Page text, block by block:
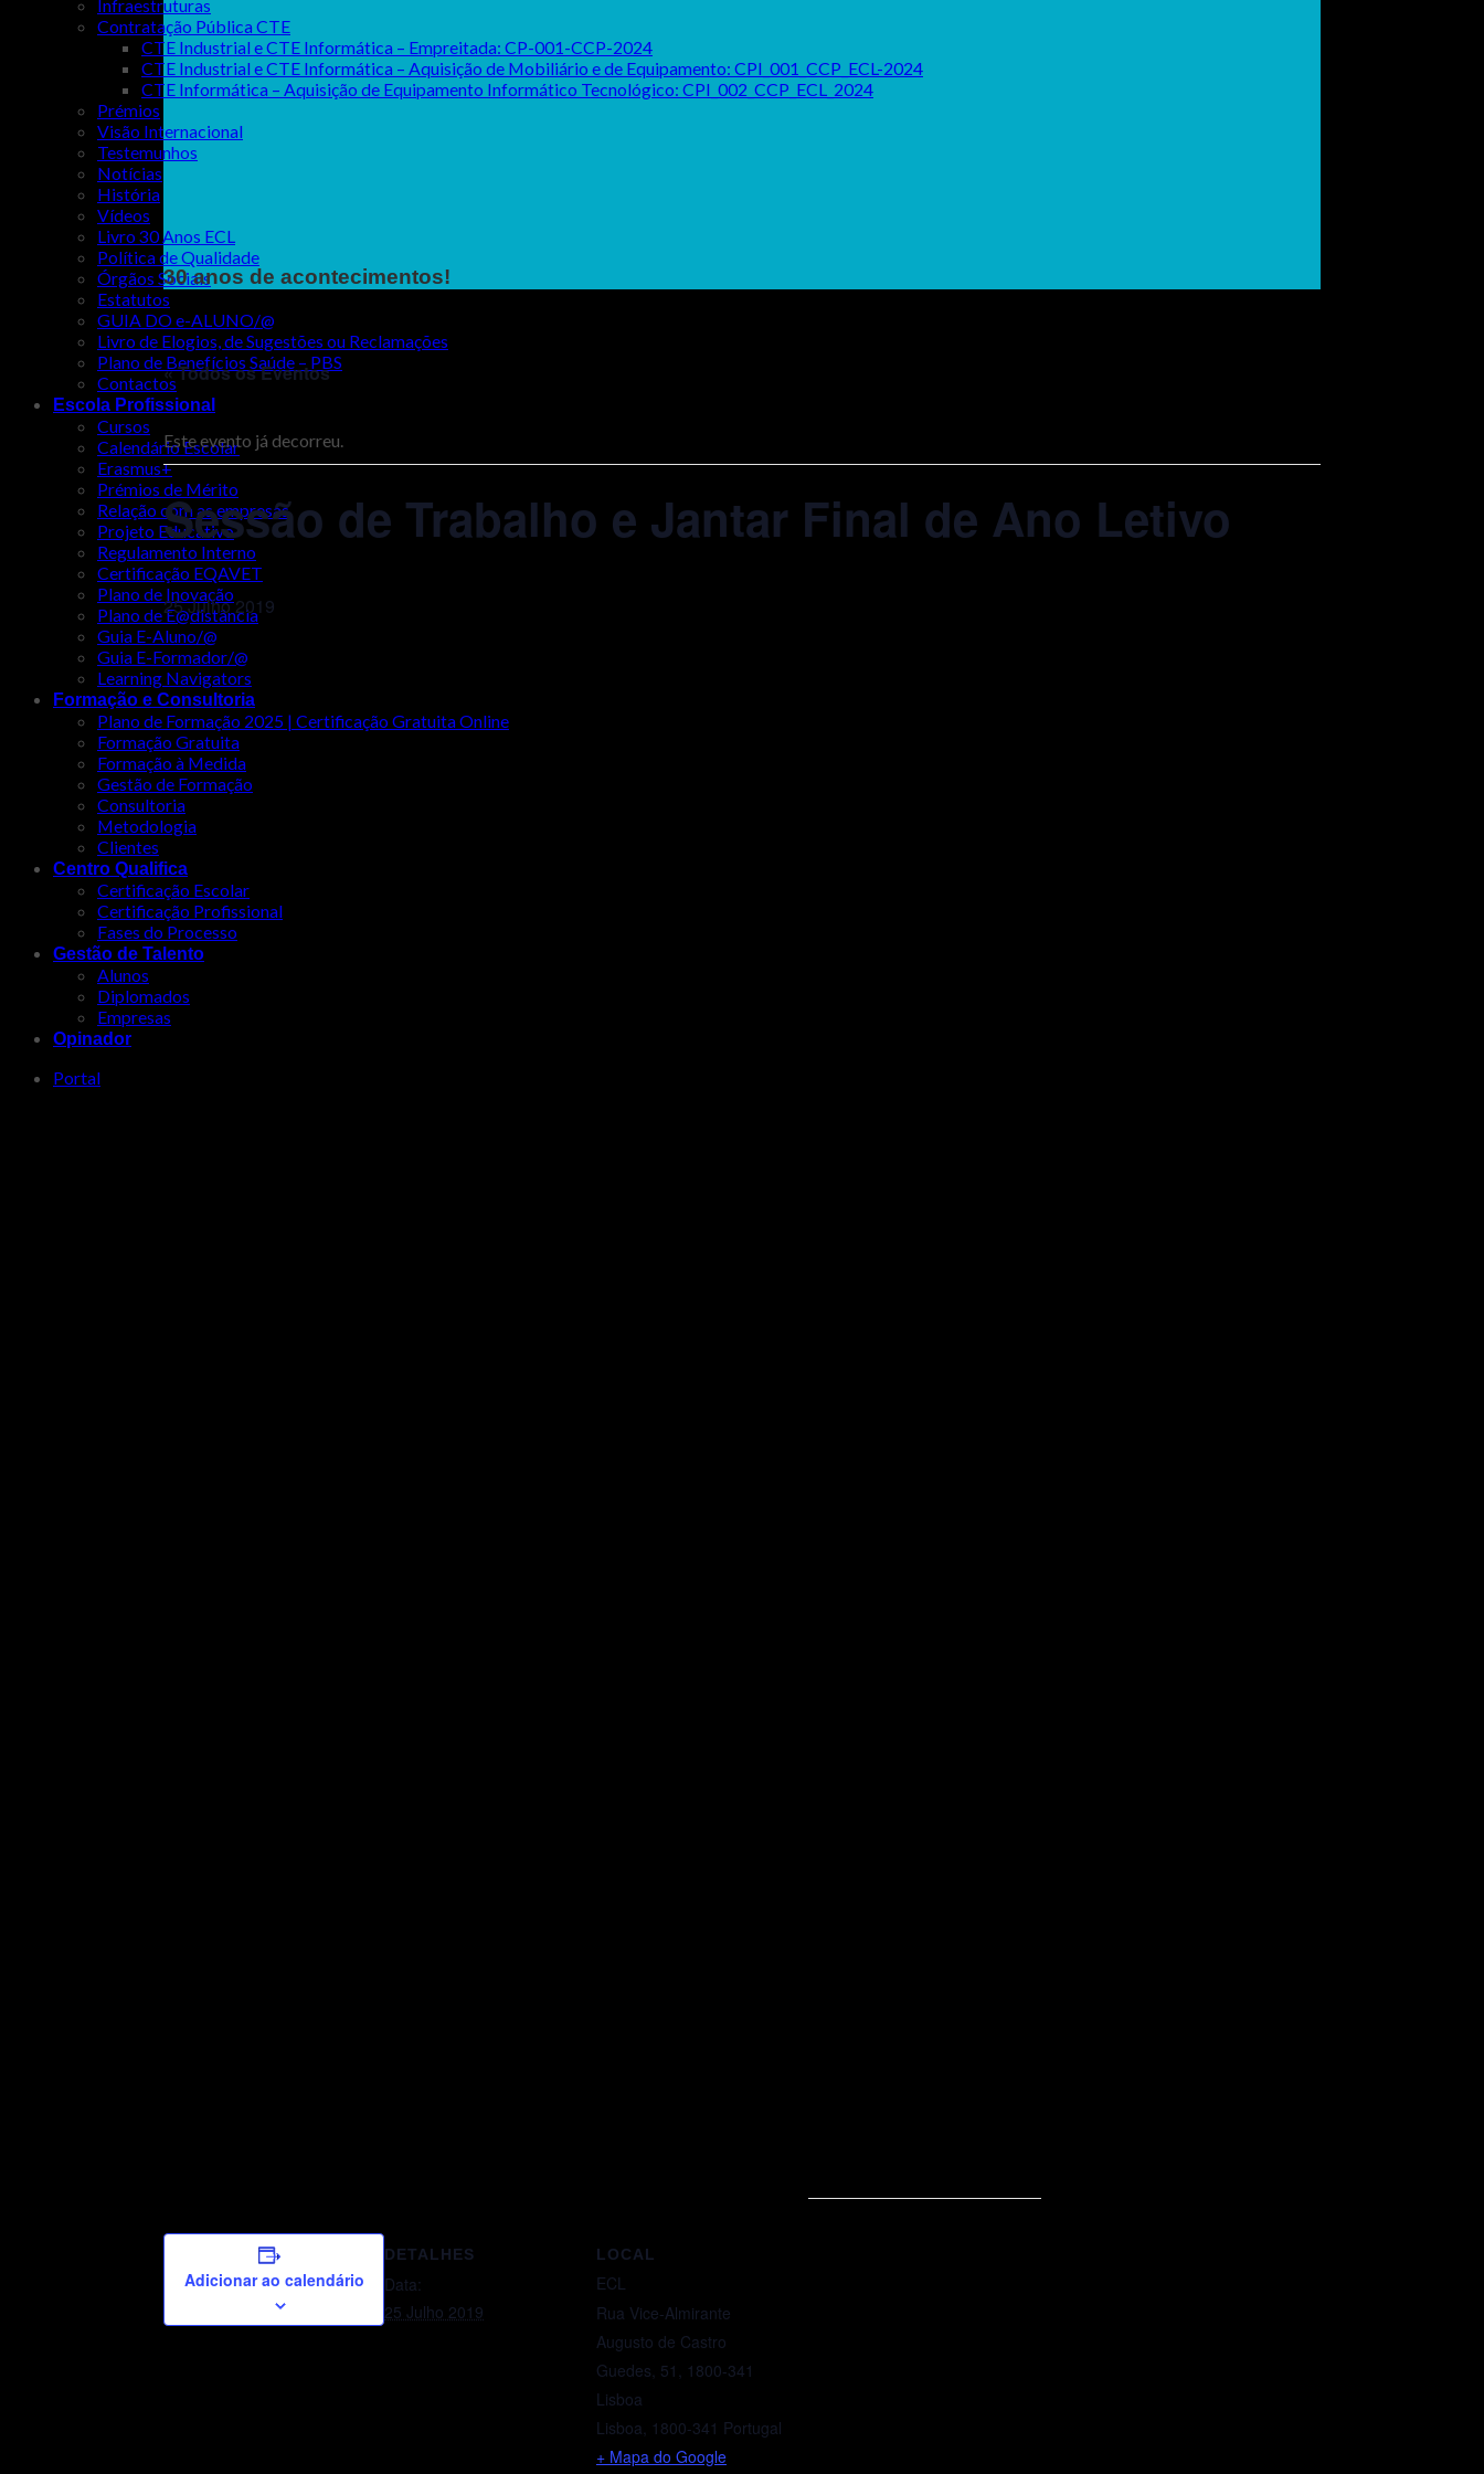
Infraestruturas
Contratação Pública CTE
CTE Industrial e CTE Informática – Empreitada: CP-001-CCP-2024
CTE Industrial e CTE Informática – Aquisição de Mobiliário e de Equipamento: CPI_001_CCP_ECL-2024
CTE Informática – Aquisição de Equipamento Informático Tecnológico: CPI_002_CCP_ECL_2024
Prémios
Visão Internacional
Testemunhos
Notícias
História
Vídeos
Livro 30 Anos ECL
Política de Qualidade
Órgãos Sociais
Estatutos
GUIA DO e-ALUNO/@
Livro de Elogios, de Sugestões ou Reclamações
Plano de Benefícios Saúde – PBS
Contactos
Escola Profissional
Cursos
Calendário Escolar
Erasmus+
Prémios de Mérito
Relação com as empresas
Projeto Educativo
Regulamento Interno
Certificação EQAVET
Plano de Inovação
Plano de E@distância
Guia E-Aluno/@
Guia E-Formador/@
Learning Navigators
Formação e Consultoria
Plano de Formação 2025 | Certificação Gratuita Online
Formação Gratuita
Formação à Medida
Gestão de Formação
Consultoria
Metodologia
Clientes
Centro Qualifica
Certificação Escolar
Certificação Profissional
Fases do Processo
Gestão de Talento
Alunos
Diplomados
Empresas
Opinador
Portal
30 anos de acontecimentos!
« Todos os Eventos
Este evento já decorreu.
Sessão de Trabalho e Jantar Final de Ano Letivo
25 Julho 2019
Adicionar ao calendário
DETALHES
Data:
25 Julho 2019
LOCAL
ECL
Rua Vice-Almirante
Augusto de Castro
Guedes, 51, 1800-341
Lisboa
Lisboa, 1800-341 Portugal
+ Mapa do Google